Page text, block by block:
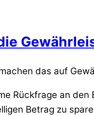
das auf
Rückfrage an den
Betrag zu